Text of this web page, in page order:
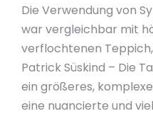
Die Verwendung von
war vergleichbar mit
verflochtenen
Patrick Süskind – Die
ein größeres,
eine nuancierte und